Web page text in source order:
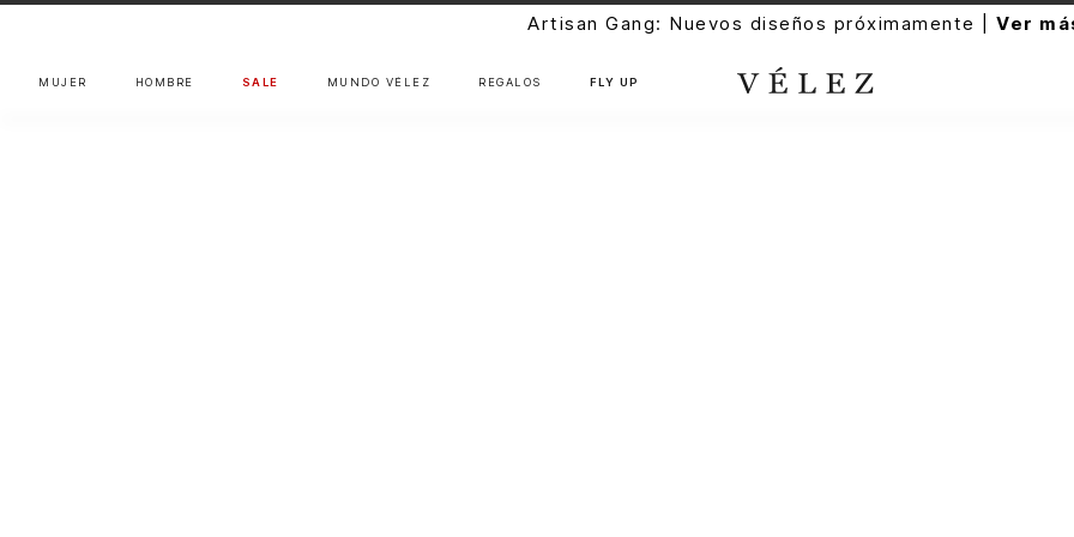
Artisan Gang: Nuevos diseños próximamente |Ver
MUJER HOMBRE SALE MUNDO VÉLEZ REGALOS FLY UP